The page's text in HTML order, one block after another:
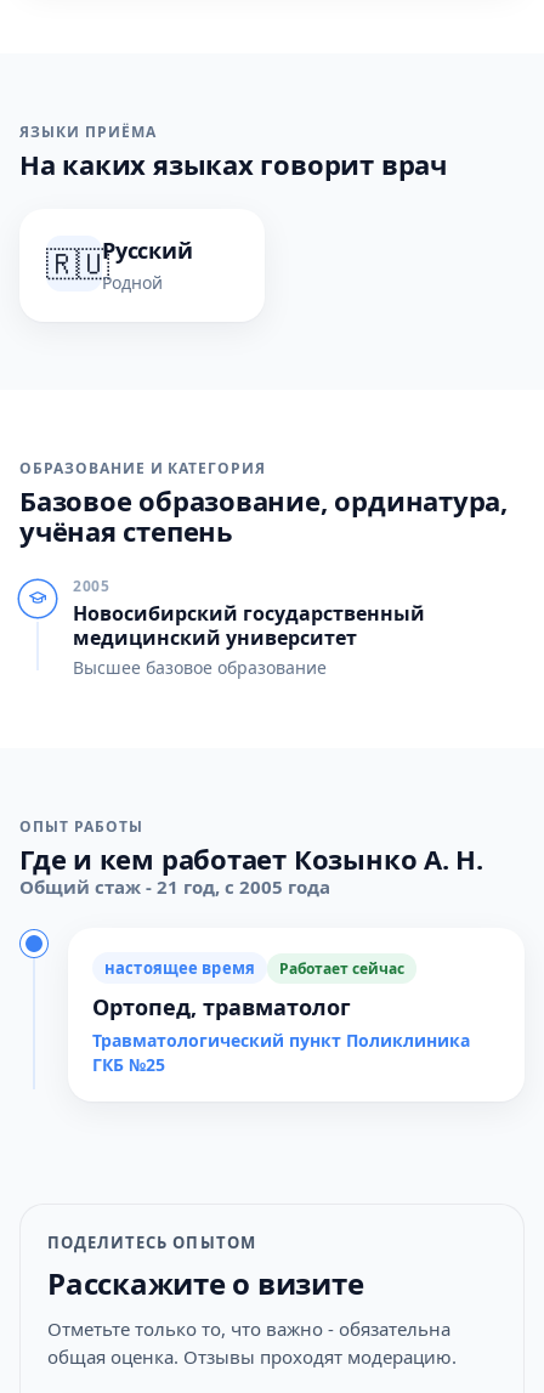
ЯЗЫКИ ПРИЁМА
На каких языках говорит врач
🇷🇺Русский
Родной
ОБРАЗОВАНИЕ И КАТЕГОРИЯ
Базовое образование, ординатура,
учёная степень
2005
Новосибирский государственный
медицинский университет
Высшее базовое образование
ОПЫТ РАБОТЫ
Где и кем работает Козынко А. Н.
Общий стаж - 21 год, с 2005 года
настоящее время Работает сейчас
Ортопед, травматолог
Травматологический пункт Поликлиника
ГКБ №25
ПОДЕЛИТЕСЬ ОПЫТОМ
Расскажите о визите
Отметьте только то, что важно - обязательна
общая оценка. Отзывы проходят модерацию.